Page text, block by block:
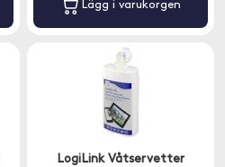
Lägg i varukorgen
LogiLink Våtservetter